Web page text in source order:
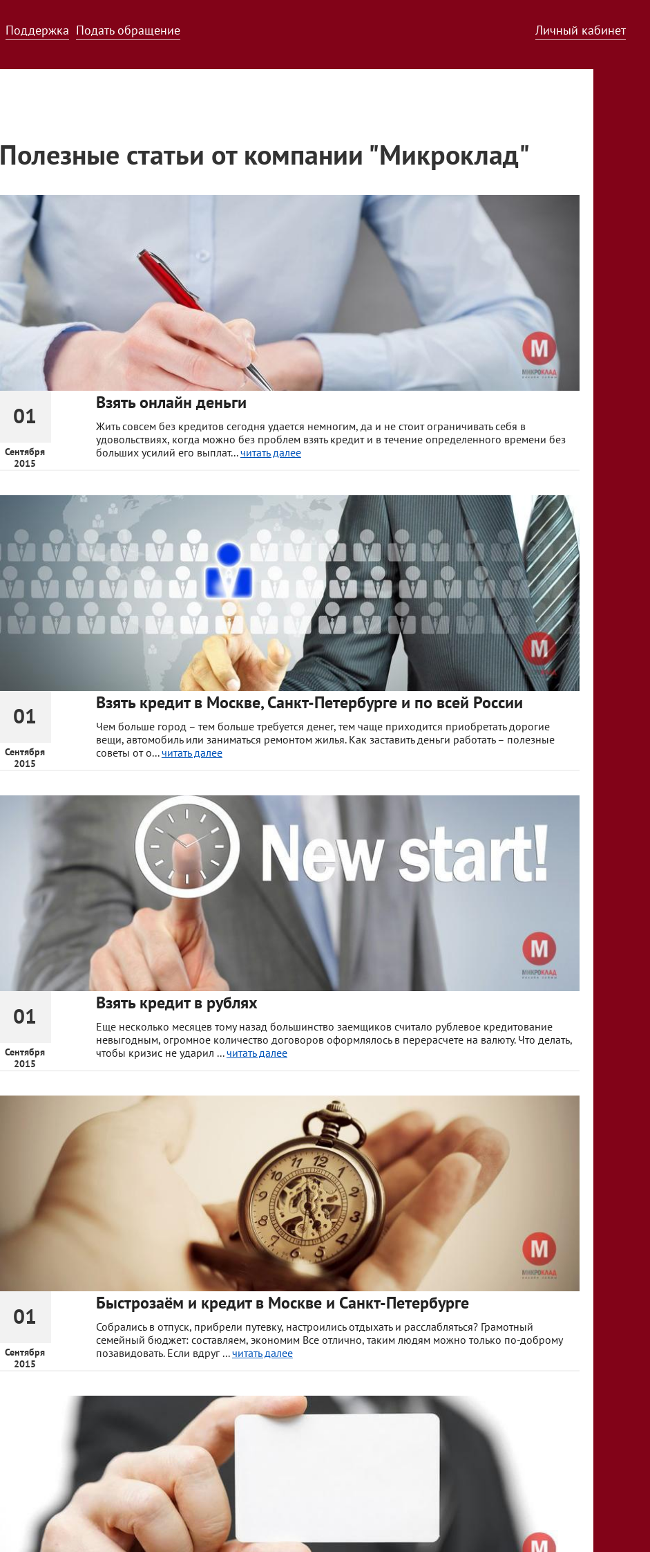
Поддержка Подать обращение Личный кабинет
Полезные статьи от компании "Микроклад"
01
Сентября
2015
Взять онлайн деньги
Жить совсем без кредитов сегодня удается немногим, да и не стоит ограничивать себя в
удовольствиях, когда можно без проблем взять кредит и в течение определенного времени без
больших усилий его выплат...читать далее
01
Сентября
2015
Взять кредит в Москве, Санкт-Петербурге и по всей России
Чем больше город – тем больше требуется денег, тем чаще приходится приобретать дорогие
вещи, автомобиль или заниматься ремонтом жилья. Как заставить деньги работать – полезные
советы от о...читать далее
01
Сентября
2015
Взять кредит в рублях
Еще несколько месяцев тому назад большинство заемщиков считало рублевое кредитование
невыгодным, огромное количество договоров оформлялось в перерасчете на валюту. Что делать,
чтобы кризис не ударил ...читать далее
01
Сентября
2015
Быстрозаём и кредит в Москве и Санкт-Петербурге
Собрались в отпуск, прибрели путевку, настроились отдыхать и расслабляться? Грамотный
семейный бюджет: составляем, экономим Все отлично, таким людям можно только по-доброму
позавидовать. Если вдруг ...читать далее